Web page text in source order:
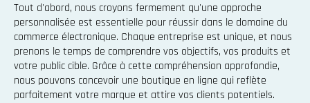
Tout d'abord, nous croyons fermement qu'une approche
personnalisée est essentielle pour réussir dans le domaine du
commerce électronique. Chaque entreprise est unique, et nous
prenons le temps de comprendre vos objectifs, vos produits et
votre public cible. Grâce à cette compréhension approfondie,
nous pouvons concevoir une boutique en ligne qui reflète
parfaitement votre marque et attire vos clients potentiels.